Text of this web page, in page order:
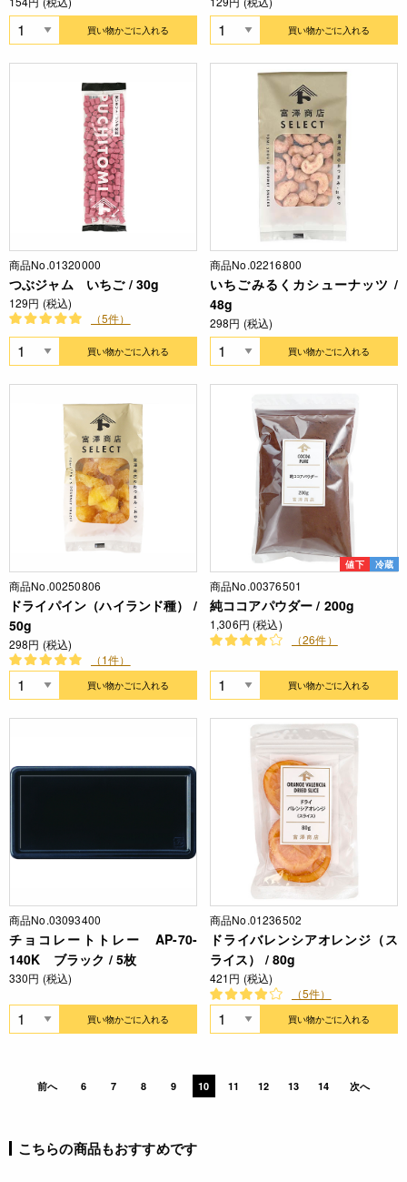
買い物かごに入れる 買い物かごに入れる
商品No.01320000
つぶジャム いちご / 30g
129円 (税込)
（5件）
買い物かごに入れる
商品No.02216800
いちごみるくカシューナッツ /
48g
298円 (税込)
買い物かごに入れる
商品No.00250806
ドライパイン（ハイランド種） /
50g
298円 (税込)
（1件）
買い物かごに入れる
値下 冷蔵
商品No.00376501
純ココアパウダー / 200g
1,306円 (税込)
（26件）
買い物かごに入れる
商品No.03093400
チョコレートトレー AP-70-
140K ブラック / 5枚
330円 (税込)
買い物かごに入れる
商品No.01236502
ドライバレンシアオレンジ（ス
ライス） / 80g
421円 (税込)
（5件）
買い物かごに入れる
前へ 6 7 8 9 10 11 12 13 14 次へ
こちらの商品もおすすめです